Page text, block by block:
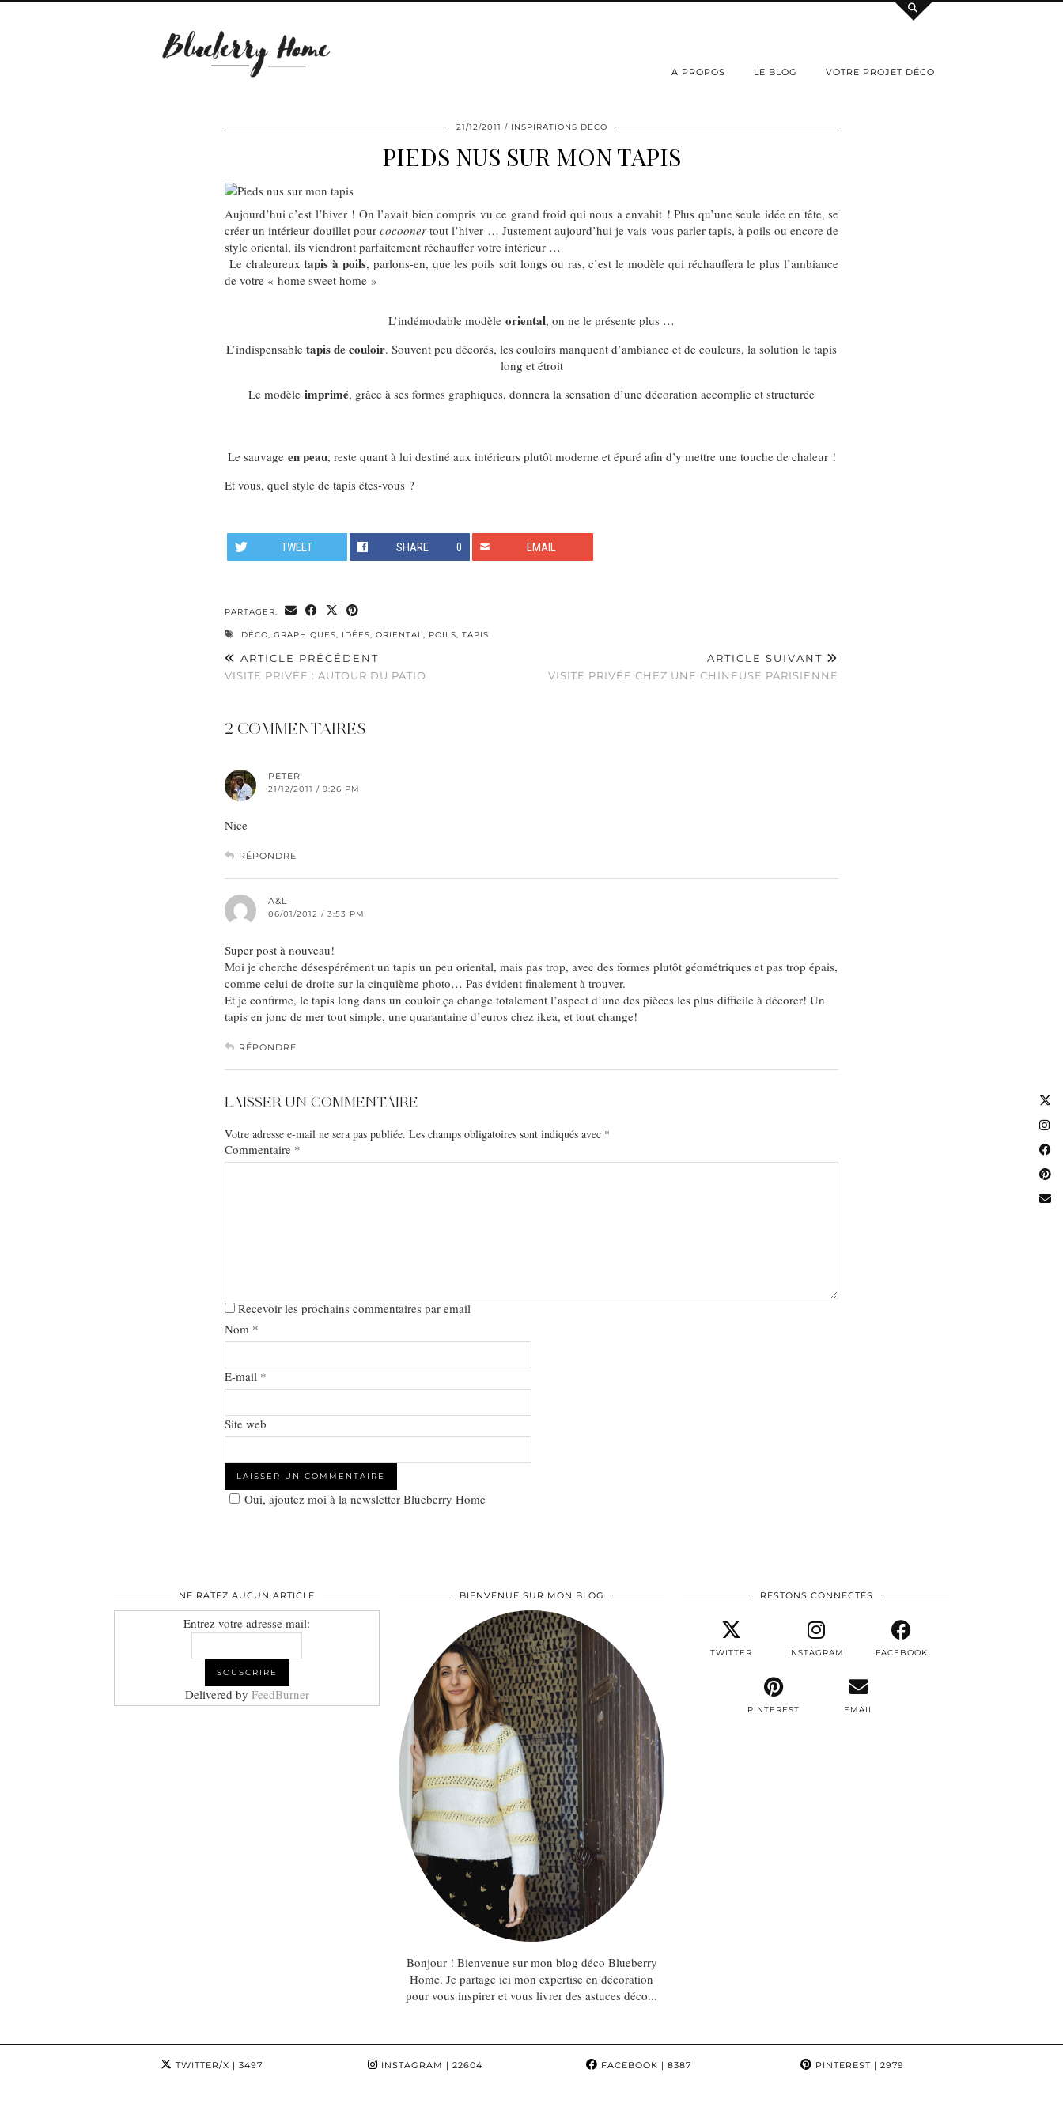
A PROPOS LE BLOG VOTRE PROJET DÉCO
21/12/2011 INSPIRATIONS DÉCO
PIEDS NUS SUR MON TAPIS
Aujourd’hui c’est l’hiver ! On l’avait bien compris vu ce grand froid qui nous a envahit ! Plus qu’une seule idée en tête, se
créer un intérieur douillet pour cocooner tout l’hiver … Justement aujourd’hui je vais vous parler tapis, à poils ou encore de
style oriental, ils viendront parfaitement réchauffer votre intérieur …
Le chaleureuxtapis à poils, parlons-en, que les poils soit longs ou ras, c’est le modèle qui réchauffera le plus l’ambiance
de votre « home sweet home »
L’indémodable modèle oriental, on ne le présente plus …
L’indispensable tapis de couloir. Souvent peu décorés, les couloirs manquent d’ambiance et de couleurs, la solution le tapis
long et étroit
Le modèle imprimé, grâce à ses formes graphiques, donnera la sensation d’une décoration accomplie et structurée
Le sauvageen peau, reste quant à lui destiné aux intérieurs plutôt moderne et épuré afin d’y mettre une touche de chaleur !
Et vous, quel style de tapis êtes-vous ?
TWEET SHARE 0 EMAIL
PARTAGER:
DÉCO, GRAPHIQUES, IDÉES, ORIENTAL, POILS, TAPIS
ARTICLE PRÉCÉDENT
VISITE PRIVÉE : AUTOUR DU PATIO
ARTICLE SUIVANT
VISITE PRIVÉE CHEZ UNE CHINEUSE PARISIENNE
2 COMMENTAIRES
PETER
21/12/2011 / 9:26 PM
Nice
RÉPONDRE
A&L
06/01/2012 / 3:53 PM
Super post à nouveau!
Moi je cherche désespérément un tapis un peu oriental, mais pas trop, avec des formes plutôt géométriques et pas trop épais,
comme celui de droite sur la cinquième photo… Pas évident finalement à trouver.
Et je confirme, le tapis long dans un couloir ça change totalement l’aspect d’une des pièces les plus difficile à décorer! Un
tapis en jonc de mer tout simple, une quarantaine d’euros chez ikea, et tout change!
RÉPONDRE
LAISSER UN COMMENTAIRE
Votre adresse e-mail ne sera pas publiée. Les champs obligatoires sont indiqués avec *
Commentaire *
Recevoir les prochains commentaires par email
Nom *
E-mail *
Site web
Oui, ajoutez moi à la newsletter Blueberry Home
NE RATEZ AUCUN ARTICLE
Entrez votre adresse mail:
Delivered by FeedBurner
BIENVENUE SUR MON BLOG
Bonjour ! Bienvenue sur mon blog déco Blueberry
Home. Je partage ici mon expertise en décoration
pour vous inspirer et vous livrer des astuces déco...
RESTONS CONNECTÉS
TWITTER INSTAGRAM FACEBOOK
PINTEREST EMAIL
TWITTER/X | 3497 INSTAGRAM | 22604 FACEBOOK | 8387 PINTEREST| 2979